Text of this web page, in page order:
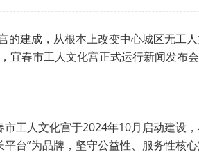
的建成，从根本上改变中心城区无工
宜春市工人文化宫正式运行新闻发布
市工人文化宫于2024年10月启动建设
平台”为品牌，坚守公益性、服务性核